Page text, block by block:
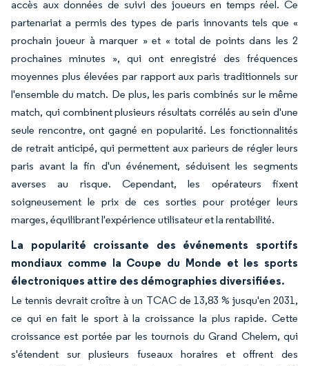
accès aux données de suivi des joueurs en temps réel. Ce
partenariat a permis des types de paris innovants tels que «
prochain joueur à marquer » et « total de points dans les 2
prochaines minutes », qui ont enregistré des fréquences
moyennes plus élevées par rapport aux paris traditionnels sur
l'ensemble du match. De plus, les paris combinés sur le même
match, qui combinent plusieurs résultats corrélés au sein d'une
seule rencontre, ont gagné en popularité. Les fonctionnalités
de retrait anticipé, qui permettent aux parieurs de régler leurs
paris avant la fin d'un événement, séduisent les segments
averses au risque. Cependant, les opérateurs fixent
soigneusement le prix de ces sorties pour protéger leurs
marges, équilibrant l'expérience utilisateur et la rentabilité.
La popularité croissante des événements sportifs
mondiaux comme la Coupe du Monde et les sports
électroniques attire des démographies diversifiées.
Le tennis devrait croître à un TCAC de 13,83 % jusqu'en 2031,
ce qui en fait le sport à la croissance la plus rapide. Cette
croissance est portée par les tournois du Grand Chelem, qui
s'étendent sur plusieurs fuseaux horaires et offrent des